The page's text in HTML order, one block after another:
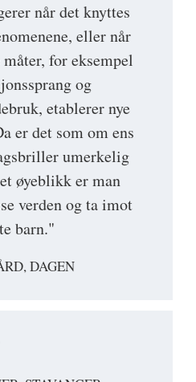
når det knyttes
eller når
for eksempel
og
etablerer nye
er det som om ens
umerkelig
øyeblikk er man
verden og ta imot
barn."
DAGEN